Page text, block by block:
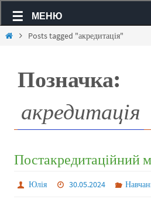
МЕНЮ
Posts tagged "акредитація"
Позначка:
акредитація
Постакредитаційний
Юлія 30.05.2024